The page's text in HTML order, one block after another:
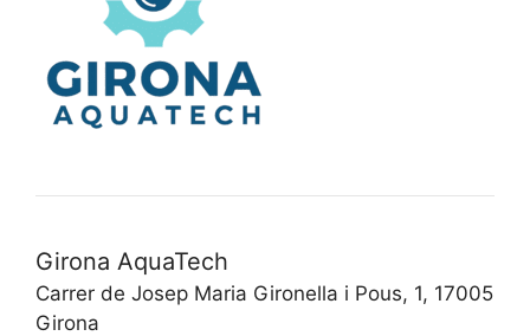
Girona AquaTech
Carrer de Josep Maria Gironella i Pous, 1, 17005
Girona